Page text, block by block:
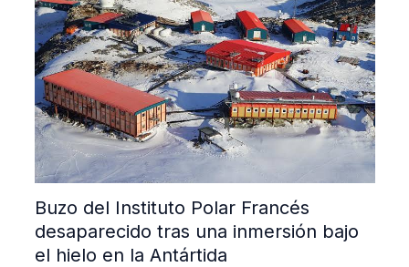
Buzo del Instituto Polar Francés
desaparecido tras una inmersión bajo
el hielo en la Antártida